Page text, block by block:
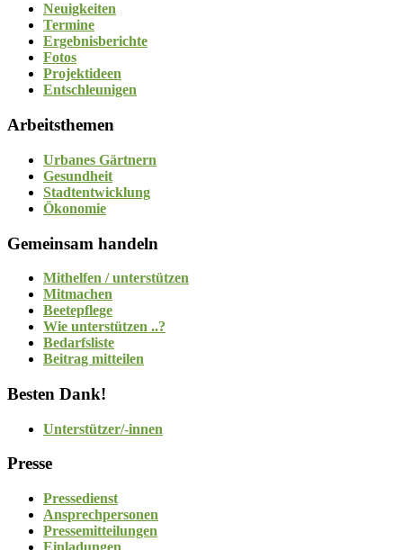
Neuigkeiten
Termine
Ergebnisberichte
Fotos
Projektideen
Entschleunigen
Arbeitsthemen
Urbanes Gärtnern
Gesundheit
Stadtentwicklung
Ökonomie
Gemeinsam handeln
Mithelfen / unterstützen
Mitmachen
Beetepflege
Wie unterstützen ..?
Bedarfsliste
Beitrag mitteilen
Besten Dank!
Unterstützer/-innen
Presse
Pressedienst
Ansprechpersonen
Pressemitteilungen